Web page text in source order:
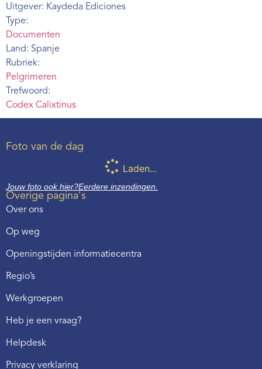
Uitgever: Kaydeda Ediciones
Type:
Documenten
Land: Spanje
Rubriek:
Pelgrimeren
Trefwoord:
Codex Calixtinus
Foto van de dag
Laden...
Jouw foto ook hier?Eerdere inzendingen.
Overige pagina's
Over ons
Op weg
Openingstijden informatiecentra
Regio’s
Werkgroepen
Heb je een vraag?
Helpdesk
Privacy verklaring